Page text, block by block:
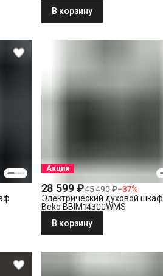
В корзину
Акция
28 599 ₽45 490 ₽−37%
Электрический духовой шкаф
Beko BBIM14300WMS
В корзину